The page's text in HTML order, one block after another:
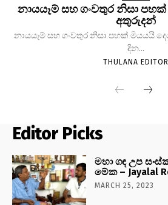
නායයෑම් සහ ගංවතුර නිසා
අතුරුදන්
නායයෑම් සහ ගංවතුර නිසා පහක් මියයයි
දින...
THULANA EDITOR
Editor Picks
මහා ගඳ උප
මේක – Jayalal
MARCH 25, 2023